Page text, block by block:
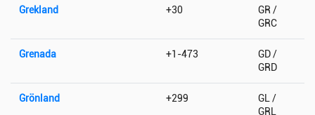
Grekland +30
GR /
GRC
Grenada +1-473
GD /
GRD
Grönland +299
GL /
GRL